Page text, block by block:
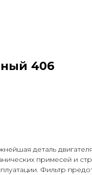
406
деталь
примесей и
Фильтр